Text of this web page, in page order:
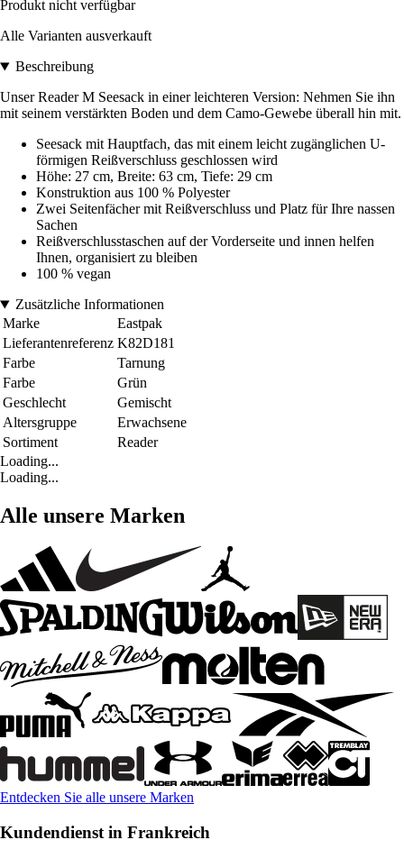
Produkt nicht verfügbar
Alle Varianten ausverkauft
Beschreibung
Unser Reader M Seesack in einer leichteren Version: Nehmen Sie ihn
mit seinem verstärkten Boden und dem Camo-Gewebe überall hin mit.
Seesack mit Hauptfach, das mit einem leicht zugänglichen U-
förmigen Reißverschluss geschlossen wird
Höhe: 27 cm, Breite: 63 cm, Tiefe: 29 cm
Konstruktion aus 100 % Polyester
Zwei Seitenfächer mit Reißverschluss und Platz für Ihre nassen
Sachen
Reißverschlusstaschen auf der Vorderseite und innen helfen
Ihnen, organisiert zu bleiben
100 % vegan
Zusätzliche Informationen
Marke
Eastpak
Lieferantenreferenz K82D181
Farbe
Tarnung
Farbe
Grün
Geschlecht
Gemischt
Altersgruppe
Erwachsene
Sortiment
Reader
Loading...
Loading...
Alle unsere Marken
Entdecken Sie alle unsere Marken
Kundendienst in Frankreich